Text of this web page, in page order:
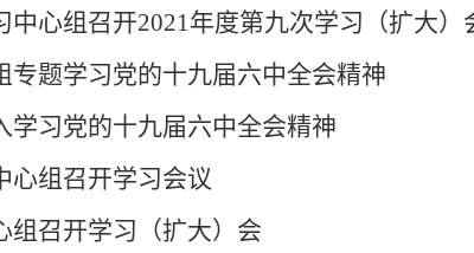
中心组召开2021年度第九次学习（扩大）
专题学习党的十九届六中全会精神
学习党的十九届六中全会精神
心组召开学习会议
组召开学习（扩大）会